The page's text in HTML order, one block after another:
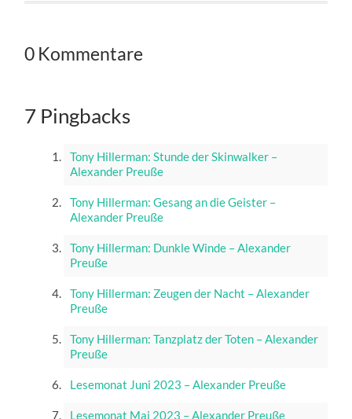
0 Kommentare
7 Pingbacks
Tony Hillerman: Stunde der Skinwalker –
Alexander Preuße
Tony Hillerman: Gesang an die Geister –
Alexander Preuße
Tony Hillerman: Dunkle Winde – Alexander
Preuße
Tony Hillerman: Zeugen der Nacht – Alexander
Preuße
Tony Hillerman: Tanzplatz der Toten – Alexander
Preuße
Lesemonat Juni 2023 – Alexander Preuße
Lesemonat Mai 2023 – Alexander Preuße